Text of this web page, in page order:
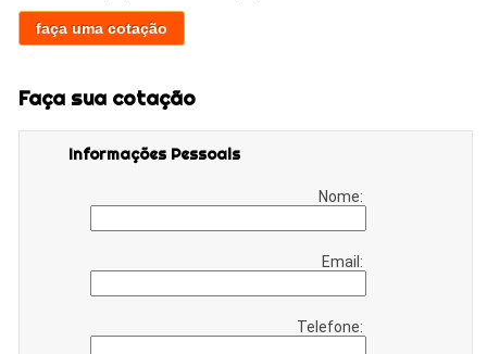
faça uma cotação
Faça sua cotação
Informações Pessoais
Nome:
Email:
Telefone: